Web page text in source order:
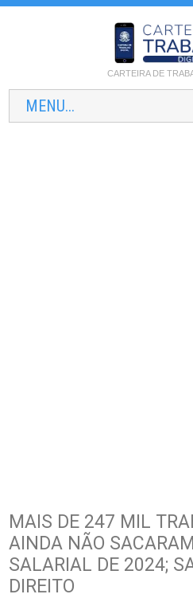
CARTEIRA DE
MENU...
MAIS DE 247 MIL
AINDA NÃO
SALARIAL DE 2024;
DIREITO